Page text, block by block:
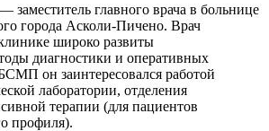
главного врача в больнице
города Асколи-Пичено. Врач
широко развиты
диагностики и оперативных
он заинтересовался работой
лаборатории, отделения
терапии (для пациентов
профиля).